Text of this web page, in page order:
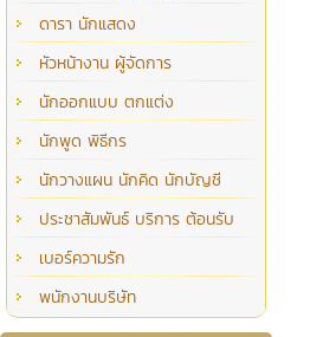
ดารา นักแสดง
หัวหน้างาน ผู้จัดการ
นักออกแบบ ตกแต่ง
นักพูด พิธีกร
นักวางแผน นักคิด นักบัญชี
ประชาสัมพันธ์ บริการ ต้อนรับ
เบอร์ความรัก
พนักงานบริษัท